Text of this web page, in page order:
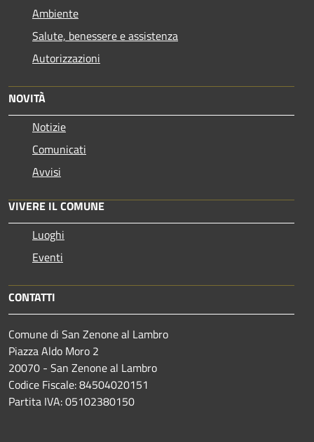
Ambiente
Salute, benessere e assistenza
Autorizzazioni
NOVITÀ
Notizie
Comunicati
Avvisi
VIVERE IL COMUNE
Luoghi
Eventi
CONTATTI
Comune di San Zenone al Lambro
Piazza Aldo Moro 2
20070 - San Zenone al Lambro
Codice Fiscale: 84504020151
Partita IVA: 05102380150